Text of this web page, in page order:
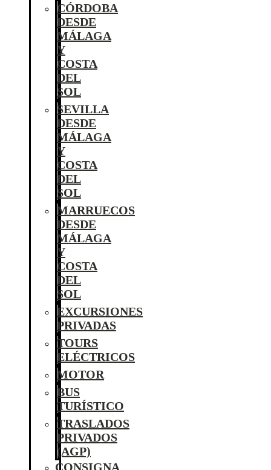
CÓRDOBA
DESDE
MÁLAGA
Y
COSTA
DEL
SOL
SEVILLA
DESDE
MÁLAGA
Y
COSTA
DEL
SOL
MARRUECOS
DESDE
MÁLAGA
Y
COSTA
DEL
SOL
EXCURSIONES
PRIVADAS
TOURS
ELÉCTRICOS
MOTOR
BUS
TURÍSTICO
TRASLADOS
PRIVADOS
(AGP)
CONSIGNA